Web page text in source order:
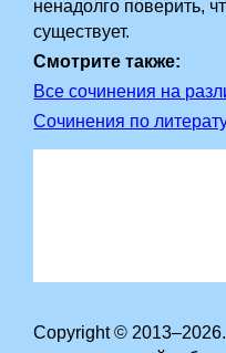
ненадолго поверить,
существует.
Смотрите также:
Все сочинения на
Сочинения по
Copyright ©